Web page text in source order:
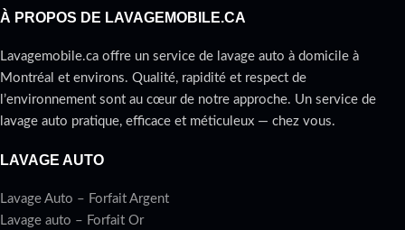
À PROPOS DE LAVAGEMOBILE.CA
Lavagemobile.ca offre un service de lavage auto à domicile à
Montréal et environs. Qualité, rapidité et respect de
l’environnement sont au cœur de notre approche. Un service de
lavage auto pratique, efficace et méticuleux — chez vous.
LAVAGE AUTO
Lavage Auto – Forfait Argent
Lavage auto – Forfait Or